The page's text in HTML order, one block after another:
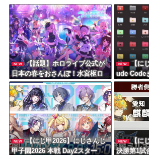
NEW
【話題】ホロライブ公式が
日本の春をおさんぽ！水宮枢ロ
ボ子さんアキロゼ
NEW
【に
ude Code
『もう何
NEW
【にじ甲2026】にじさんじ
甲子園2026 本戦 Day2スター
NEW
【に
決勝第1試